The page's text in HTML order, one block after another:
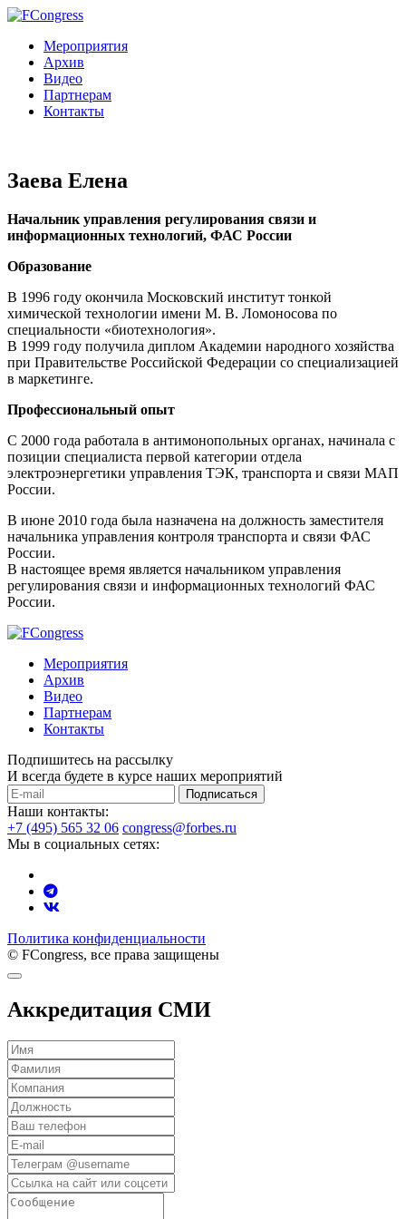
Мероприятия
Архив
Видео
Партнерам
Контакты
Заева Елена
Начальник управления регулирования связи и
информационных технологий, ФАС России
Образование
В 1996 году окончила Московский институт тонкой
химической технологии имени М. В. Ломоносова по
специальности «биотехнология».
В 1999 году получила диплом Академии народного хозяйства
при Правительстве Российской Федерации со специализацией
в маркетинге.
Профессиональный опыт
С 2000 года работала в антимонопольных органах, начинала с
позиции специалиста первой категории отдела
электроэнергетики управления ТЭК, транспорта и связи МАП
России.
В июне 2010 года была назначена на должность заместителя
начальника управления контроля транспорта и связи ФАС
России.
В настоящее время является начальником управления
регулирования связи и информационных технологий ФАС
России.
Мероприятия
Архив
Видео
Партнерам
Контакты
Подпишитесь на рассылку
И всегда будете в курсе наших мероприятий
Подписаться
Наши контакты:
+7 (495) 565 32 06 congress@forbes.ru
Мы в социальных сетях:
Политика конфиденциальности
© FCongress, все права защищены
Аккредитация СМИ